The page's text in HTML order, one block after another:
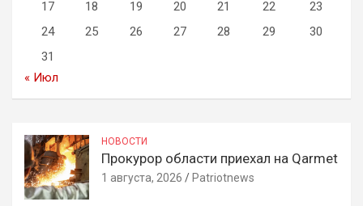
17 18 19 20 21 22
23
24
25 26 27 28 29
30
31
« Июл
НОВОСТИ
Прокурор области приехал на Qarmet
1 августа, 2026 Patriotnews